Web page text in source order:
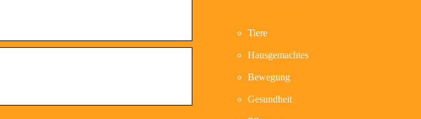
Tiere
Hausgemachtes
Bewegung
Gesundheit